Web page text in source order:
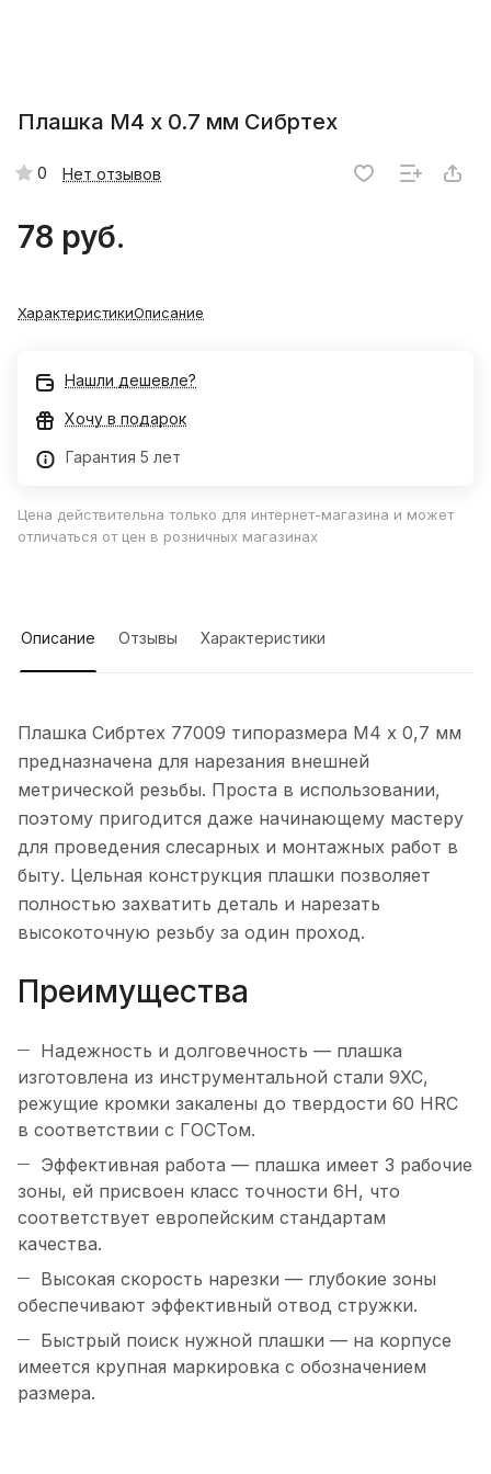
Плашка М4 х 0.7 мм Сибртех
0 Нет отзывов
78 руб.
ХарактеристикиОписание
Нашли дешевле?
Хочу в подарок
Гарантия 5 лет
Цена действительна только для интернет-магазина и может
отличаться от цен в розничных магазинах
Описание Отзывы Характеристики
Плашка Сибртех 77009 типоразмера М4 х 0,7 мм
предназначена для нарезания внешней
метрической резьбы. Проста в использовании,
поэтому пригодится даже начинающему мастеру
для проведения слесарных и монтажных работ в
быту. Цельная конструкция плашки позволяет
полностью захватить деталь и нарезать
высокоточную резьбу за один проход.
Преимущества
Надежность и долговечность — плашка
изготовлена из инструментальной стали 9XC,
режущие кромки закалены до твердости 60 HRC
в соответствии с ГОСТом.
Эффективная работа — плашка имеет 3 рабочие
зоны, ей присвоен класс точности 6H, что
соответствует европейским стандартам
качества.
Высокая скорость нарезки — глубокие зоны
обеспечивают эффективный отвод стружки.
Быстрый поиск нужной плашки — на корпусе
имеется крупная маркировка с обозначением
размера.